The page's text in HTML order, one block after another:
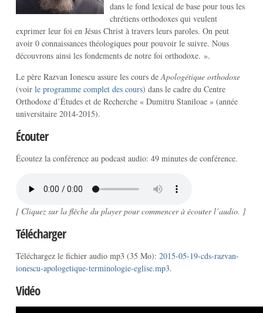
dans le fond lexical de base pour tous les
chrétiens orthodoxes qui veulent
exprimer leur foi en Jésus Christ à travers leurs paroles. On peut
avoir 0 connaissances théologiques pour pouvoir le suivre. Nous
découvrons ainsi les fondements de notre foi orthodoxe. ».
Le père Razvan Ionescu assure les cours deApologétique orthodoxe
(voir le programme complet des cours) dans le cadre du Centre
Orthodoxe d’Études et de Recherche « Dumitru Staniloae » (année
universitaire 2014-2015).
Écouter
Écoutez la conférence au podcast audio: 49 minutes de conférence.
[ Cliquez sur la flèche du player pour commencer à écouter l’audio. ]
Télécharger
Téléchargez le fichier audio mp3 (35 Mo): 2015-05-19-cds-razvan-
ionescu-apologetique-terminologie-eglise.mp3.
Vidéo